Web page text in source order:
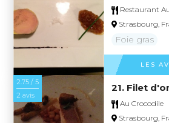
Restaurant
Strasbourg,
Foie gras
LES
2.75 / 5
2 avis
21. Filet
Au Crocodile
Strasbourg,